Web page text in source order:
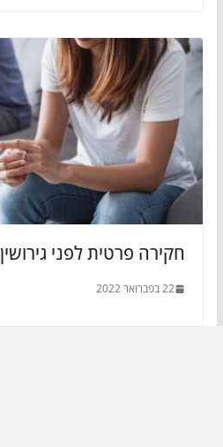
חקירה פרטית לפני גירושין
22 בפברואר 2022